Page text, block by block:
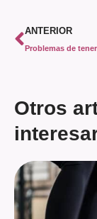
ANTERIOR
Otros